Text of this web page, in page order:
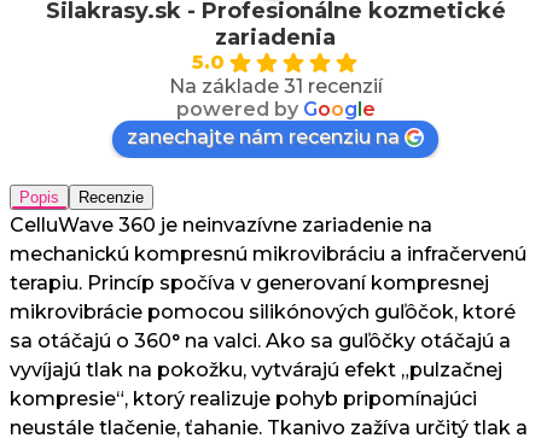
Silakrasy.sk - Profesionálne kozmetické
zariadenia
5.0
Na základe 31 recenzií
powered by Google
zanechajte nám recenziu na
Popis Recenzie
CelluWave 360 je neinvazívne zariadenie na
mechanickú kompresnú mikrovibráciu a infračervenú
terapiu. Princíp spočíva v generovaní kompresnej
mikrovibrácie pomocou silikónových guľôčok, ktoré
sa otáčajú o 360° na valci. Ako sa guľôčky otáčajú a
vyvíjajú tlak na pokožku, vytvárajú efekt „pulzačnej
kompresie“, ktorý realizuje pohyb pripomínajúci
neustále tlačenie, ťahanie. Tkanivo zažíva určitý tlak a